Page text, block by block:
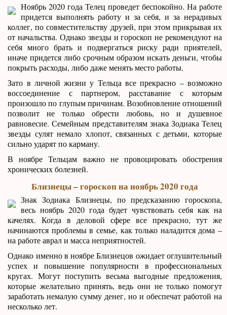
Ноябрь 2020 года Телец проведет беспокойно. На работе
придется выполнять работу и за себя, и за нерадивых
коллег, по совместительству друзей, при этом прикрывая их
от начальства. Однако звезды и гороскоп не рекомендуют на
себя много брать и подвергаться риску ради приятелей,
иначе придется либо срочным образом искать деньги, чтобы
покрыть расходы, либо даже менять место работы.
Зато в личной жизни у Тельца все прекрасно – возможно
воссоединение с партнером, расставание с которым
произошло по глупым причинам. Возобновление отношений
позволит не только обрести любовь, но и душевное
равновесие. Семейным представителям знака Зодиака Телец
звезды сулят немало хлопот, связанных с детьми, которые
сильно ударят по карману.
В ноябре Тельцам важно не провоцировать обострения
хронических болезней.
Близнецы – гороскоп на ноябрь 2020 года
Знак Зодиака Близнецы, по предсказанию гороскопа,
весь ноябрь 2020 года будет чувствовать себя как на
качелях. Когда в деловой сфере все прекрасно, тут же
начинаются проблемы в семье, как только наладится дома –
на работе аврал и масса неприятностей.
Однако именно в ноябре Близнецов ожидает оглушительный
успех и повышение популярности в профессиональных
кругах. Могут поступить весьма выгодные предложения,
которые желательно принять, ведь они не только помогут
заработать немалую сумму денег, но и обеспечат работой на
несколько лет.